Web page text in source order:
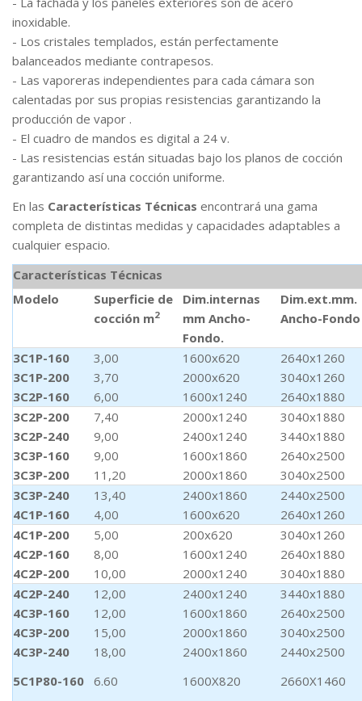
inoxidable.
- Los cristales templados, están perfectamente
balanceados mediante contrapesos.
- Las vaporeras independientes para cada cámara son
calentadas por sus propias resistencias garantizando la
producción de vapor .
- El cuadro de mandos es digital a 24 v.
- Las resistencias están situadas bajo los planos de cocción
garantizando así una cocción uniforme.
En las Características Técnicas encontrará una gama
completa de distintas medidas y capacidades adaptables a
cualquier espacio.
Características Técnicas
Modelo
Superficie de
cocción m2
Dim.internas
mm Ancho-
Fondo.
Dim.ext.mm.
Ancho-Fondo
3C1P-160
3C1P-200
3C2P-160
3,00
3,70
6,00
1600x620
2000x620
1600x1240
2640x1260
3040x1260
2640x1880
3C2P-200
3C2P-240
3C3P-160
3C3P-200
7,40
9,00
9,00
11,20
2000x1240
2400x1240
1600x1860
2000x1860
3040x1880
3440x1880
2640x2500
3040x2500
3C3P-240
4C1P-160
13,40
4,00
2400x1860
1600x620
2440x2500
2640x1260
4C1P-200
4C2P-160
4C2P-200
5,00
8,00
10,00
200x620
1600x1240
2000x1240
3040x1260
2640x1880
3040x1880
4C2P-240
4C3P-160
4C3P-200
4C3P-240
5C1P80-160
12,00
12,00
15,00
18,00
6.60
2400x1240
1600x1860
2000x1860
2400x1860
1600X820
3440x1880
2640x2500
3040x2500
2440x2500
2660X1460